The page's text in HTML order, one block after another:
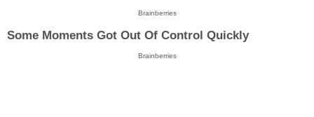
Brainberries
Some Moments Got Out Of Control Quickly
Brainberries